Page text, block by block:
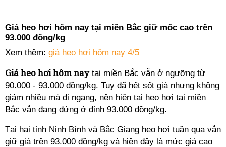
Giá heo hơi hôm nay tại miền Bắc giữ mốc cao trên
93.000 đồng/kg
Xem thêm: giá heo hơi hôm nay 4/5
Giá heo hơi hôm naytại miền Bắc vẫn ở ngưỡng từ
90.000 - 93.000 đồng/kg. Tuy đã hết sốt giá nhưng không
giảm nhiều mà đi ngang, nên hiện tại heo hơi tại miền
Bắc vẫn đang đứng ở đỉnh 93.000 đồng/kg.
Tại hai tỉnh Ninh Bình và Bắc Giang heo hơi tuần qua vẫn
giữ giá trên 93.000 đồng/kg và hiện đây là mức giá cao